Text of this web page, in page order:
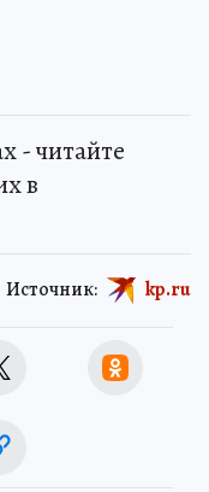
- читайте
в
Источник: kp.ru